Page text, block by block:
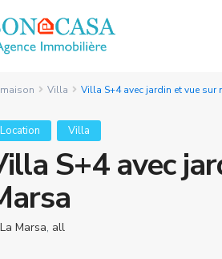
Villa Villa S+4 avec jardin et vue sur
Location Villa
S+4 avec
La Marsa, all